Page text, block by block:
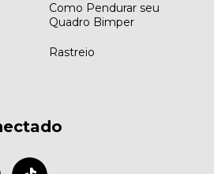
Como Pendurar seu
Quadro Bimper
Rastreio